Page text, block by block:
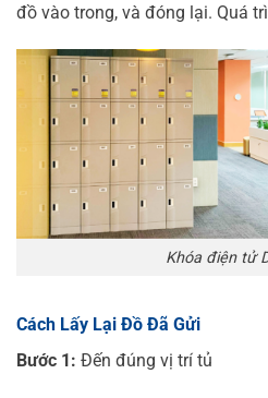
đồ vào trong, và đóng lại. Quá
Khóa điện tử
Cách Lấy Lại Đồ Đã Gửi
Bước 1: Đến đúng vị trí tủ